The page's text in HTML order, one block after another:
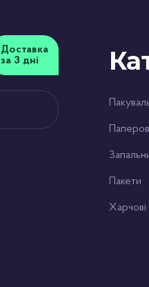
Доставка
за 3 дні
Пакети